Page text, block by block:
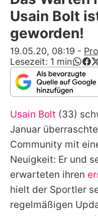
Alle
App
Usain Bolt
geworden!
19.05.20, 08:19 -
Lesezeit: 1 min
Usain Bolt (33)
Januar
Community mit
Neuigkeit: Er und
erwarteten ihren
hielt der Sportler
regelmäßigen